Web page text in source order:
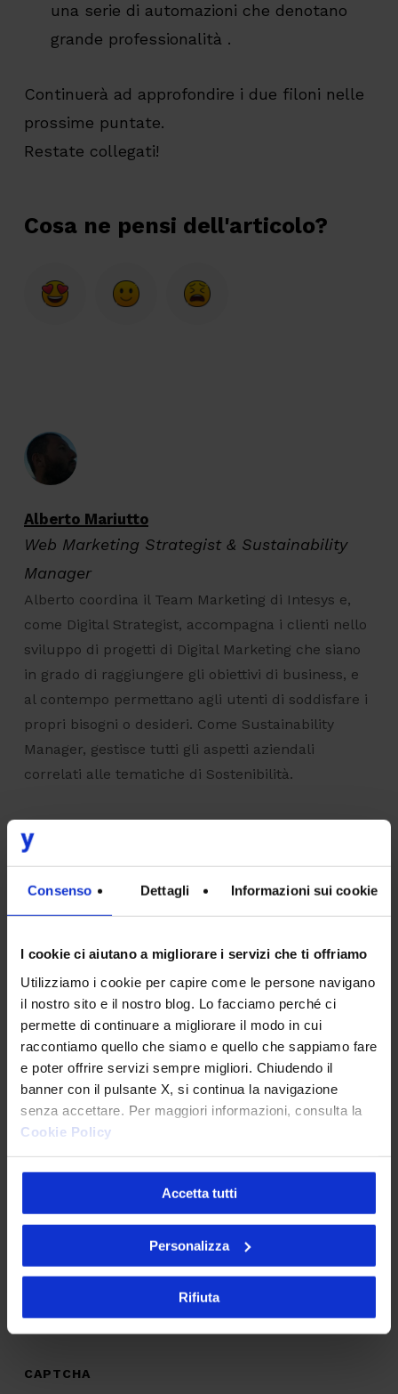
Consenso Dettagli Informazioni sui cookie
I cookie ci aiutano a migliorare i servizi che ti offriamo
Utilizziamo i cookie per capire come le persone navigano
il nostro sito e il nostro blog. Lo facciamo perché ci
permette di continuare a migliorare il modo in cui
raccontiamo quello che siamo e quello che sappiamo fare
e poter offrire servizi sempre migliori. Chiudendo il
banner con il pulsante X, si continua la navigazione
senza accettare. Per maggiori informazioni, consulta la
Cookie Policy
Accetta tutti
Personalizza
Rifiuta
una serie di automazioni che denotano
grande professionalità .
Continuerà ad approfondire i due filoni nelle
prossime puntate.
Restate collegati!
Cosa ne pensi dell'articolo?
Alberto Mariutto
Web Marketing Strategist & Sustainability
Manager
Alberto coordina il Team Marketing di Intesys e,
come Digital Strategist, accompagna i clienti nello
sviluppo di progetti di Digital Marketing che siano
in grado di raggiungere gli obiettivi di business, e
al contempo permettano agli utenti di soddisfare i
propri bisogni o desideri. Come Sustainability
Manager, gestisce tutti gli aspetti aziendali
correlati alle tematiche di Sostenibilità.
Iscriviti alla newsletter
EMAIL *
Digital Transformation
Design
IT
CAPTCHA